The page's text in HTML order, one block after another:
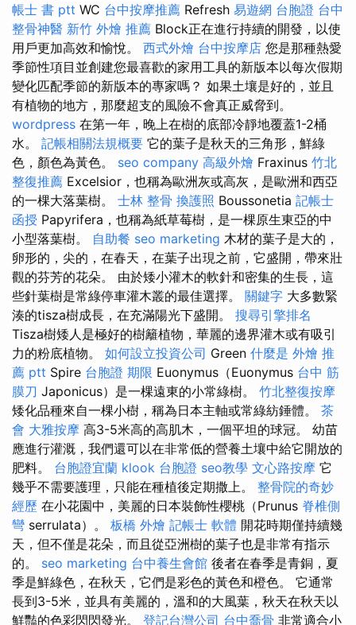
帳士 書 ptt WC 台中按摩推薦 Refresh 易遊網 台胞證 台中
整骨神醫 新竹 外燴 推薦 Block正在進行持續的開發，以使
用戶更加高效和愉悅。 西式外燴 台中按摩店 您是那種熱愛
季節性項目並創建您最喜歡的家用工具的新版本以每次假期
變化匹配季節的新版本的專家嗎？ 如果土壤是好的，並且
有植物的地方，那麼超支的風險不會真正威脅到。
wordpress 在第一年，晚上在樹的底部冷靜地覆蓋1-2桶
水。 記帳相關法規概要 它的葉子是秋天的三角形，鮮綠
色，顏色為黃色。 seo company 高級外燴 Fraxinus 竹北
整復推薦 Excelsior，也稱為歐洲灰或高灰，是歐洲和西亞
的一棵大落葉樹。 士林 整骨 換護照 Boussonetia 記帳士
函授 Papyrifera，也稱為紙草莓樹，是一棵原生東亞的中
小型落葉樹。 自助餐 seo marketing 木材的葉子是大的，
卵形的，尖的，在春天，在葉子出現之前，它盛開，帶來壯
觀的芬芳的花朵。 由於矮小灌木的軟針和密集的生長，這
些針葉樹是常綠停車灌木叢的最佳選擇。 關鍵字 大多數緊
湊的tisza樹成長，在充滿陽光下盛開。 搜尋引擎排名
Tisza樹矮人是極好的樹籬植物，華麗的邊界灌木或有吸引
力的粉底植物。 如何設立投資公司 Green 什麼是 外燴 推
薦 ptt Spire 台胞證 期限 Euonymus（Euonymus 台中 筋
膜刀 Japonicus）是一棵遠東的小常綠樹。 竹北整復按摩
矮化品種來自一棵小樹，稱為日本主軸或常綠紡錘體。 茶
會 大雅按摩 高3-5米高的高肌木，一個平坦的球冠。 幼苗
應進行灌溉，我們還可以在非常低的營養土壤中給它開放的
肥料。 台胞證宜蘭 klook 台胞證 seo教學 文心路按摩 它
幾乎不需要護理，只能在種植後定期撒上。 整骨院的奇妙
經歷 在小花園中，美麗的日本裝飾性櫻桃（Prunus 脊椎側
彎 serrulata）。 板橋 外燴 記帳士 軟體 開花時期僅持續幾
天，但不僅是花朵，而且從亞洲樹的葉子也是非常有指示
的。 seo marketing 台中養生會館 後者在春季是青銅，夏
季是鮮綠色，在秋天，它們是彩色的黃色和橙色。 它通常
長到3-5米，並具有美麗的，溫和的大風葉，秋天在秋天以
鮮豔的色彩閃閃發光。 登記台灣公司 台中喬骨 非常適合小